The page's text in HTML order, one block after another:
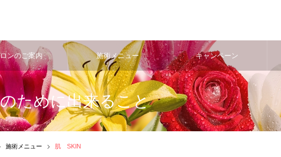
ンのご案内 施術メニュー キャンペーン
ために出来ること
施術メニュー 肌 SKIN